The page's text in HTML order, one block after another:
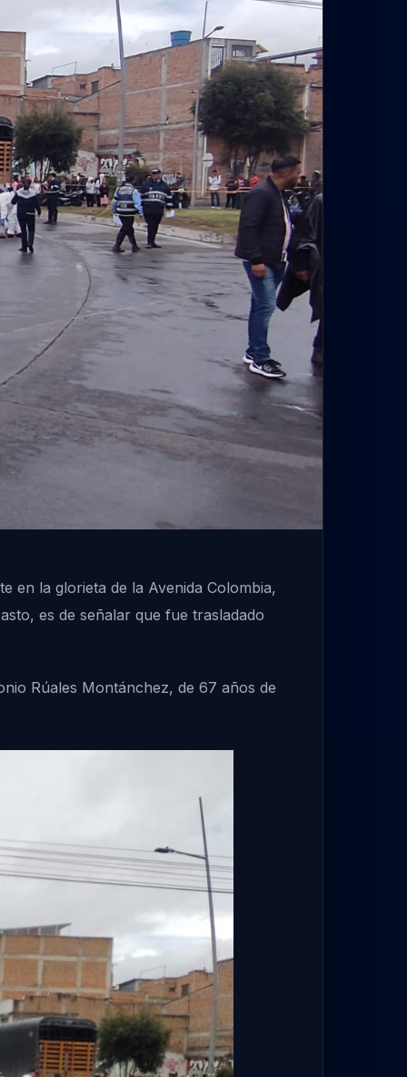
en la glorieta de la Avenida Colombia,
es de señalar que fue trasladado
Rúales Montánchez, de 67 años de